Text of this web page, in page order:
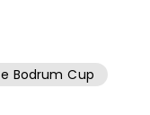
Bodrum Cup